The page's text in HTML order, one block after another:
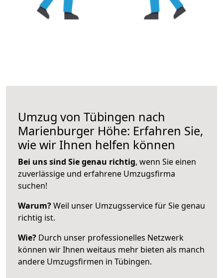
Umzug von Tübingen nach
Marienburger Höhe: Erfahren Sie,
wie wir Ihnen helfen können
Bei uns sind Sie genau richtig, wenn Sie einen
zuverlässige und erfahrene Umzugsfirma
suchen!
Warum?Weil unser Umzugsservice für Sie genau
richtig ist.
Wie? Durch unser professionelles Netzwerk
können wir Ihnen weitaus mehr bieten als manch
andere Umzugsfirmen in Tübingen.